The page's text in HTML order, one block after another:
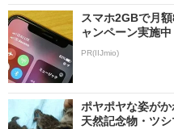
スマホ2GBで月
ャンペーン実施中
PR(IIJmio)
ポヤポヤな姿が
天然記念物・ツ